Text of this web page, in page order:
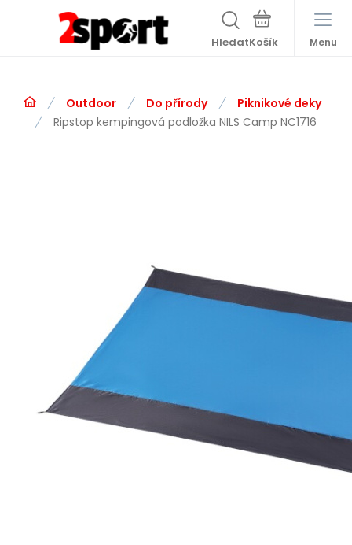
Hledat Menu
Outdoor Do přírody
Piknikové deky
Ripstop kempingová podložka NILS Camp NC1716